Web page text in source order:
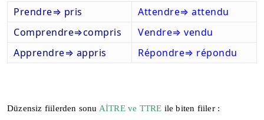
Prendre⇒ pris
Attendre⇒ attendu
Comprendre⇒compris
Vendre⇒ vendu
Apprendre⇒ appris
Répondre⇒ répondu
Düzensiz fiilerden sonu AİTRE ve TTRE ile biten fiiler :